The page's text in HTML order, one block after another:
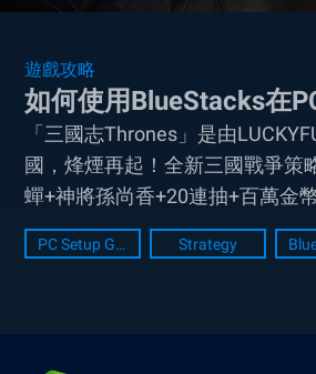
遊戲攻略
如何使用BlueStacks在
「三國志Thrones」是由
國，烽煙再起！全新三國戰爭
蟬+神將孫尚香+20連抽+百萬金
PC Setup Guide Strategy